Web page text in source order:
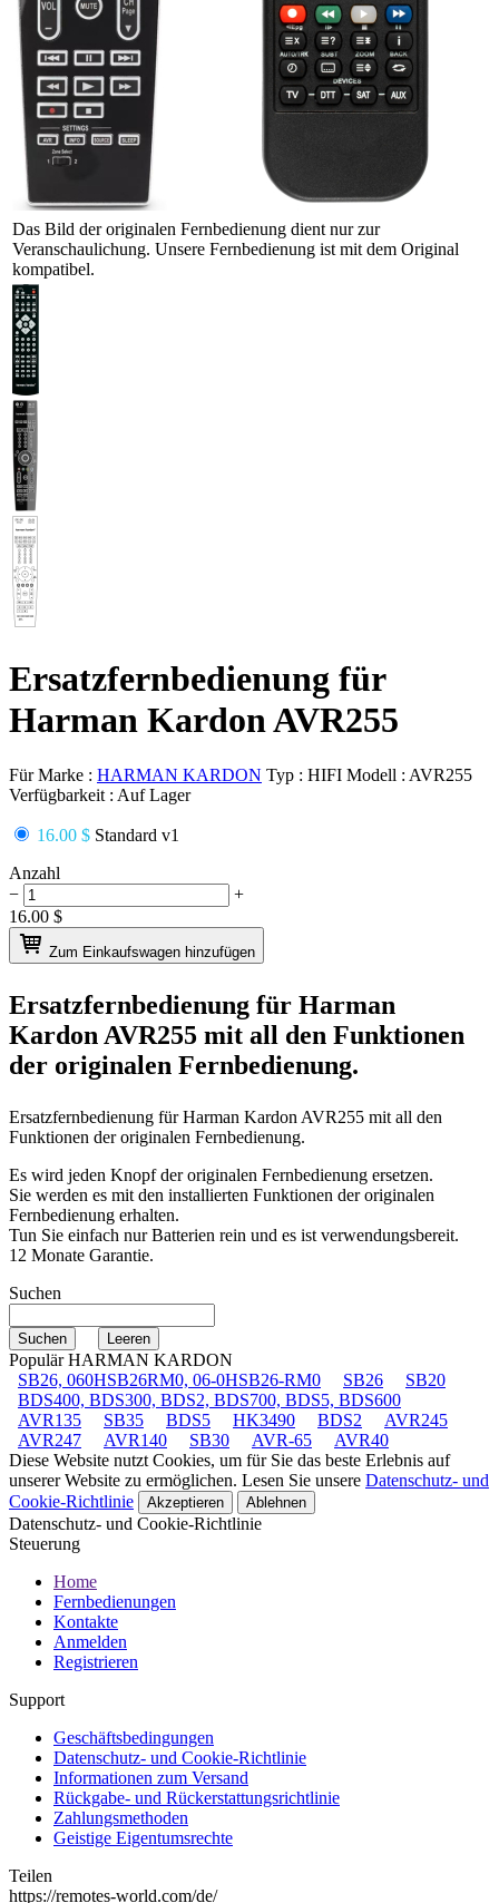
Das Bild der originalen Fernbedienung dient nur zur
Veranschaulichung. Unsere Fernbedienung ist mit dem Original
kompatibel.
Ersatzfernbedienung für
Harman Kardon AVR255
Für Marke : HARMAN KARDON Typ : HIFI Modell : AVR255
Verfügbarkeit : Auf Lager
16.00 $ Standard v1
Anzahl
−
+
16.00 $
Zum Einkaufswagen hinzufügen
Ersatzfernbedienung für Harman
Kardon AVR255 mit all den Funktionen
der originalen Fernbedienung.
Ersatzfernbedienung fürHarman Kardon AVR255 mit all den
Funktionen der originalen Fernbedienung.
Es wird jeden Knopf der originalen Fernbedienung ersetzen.
Sie werden es mit den installierten Funktionen der originalen
Fernbedienung erhalten.
Tun Sie einfach nur Batterien rein und es ist verwendungsbereit.
12 Monate Garantie.
Suchen
Populär HARMAN KARDON
SB26, 060HSB26RM0, 06-0HSB26-RM0
SB26
SB20
BDS400, BDS300, BDS2, BDS700, BDS5, BDS600
AVR135
SB35 BDS5 HK3490 BDS2
AVR245
AVR247
AVR140 SB30 AVR-65
AVR40
Diese Website nutzt Cookies, um für Sie das beste Erlebnis auf
unserer Website zu ermöglichen. Lesen Sie unsere Datenschutz- und
Cookie-Richtlinie
Akzeptieren Ablehnen
Datenschutz- und Cookie-Richtlinie
Steuerung
Home
Fernbedienungen
Kontakte
Anmelden
Registrieren
Support
Geschäftsbedingungen
Datenschutz- und Cookie-Richtlinie
Informationen zum Versand
Rückgabe- und Rückerstattungsrichtlinie
Zahlungsmethoden
Geistige Eigentumsrechte
Teilen
https://remotes-world.com/de/